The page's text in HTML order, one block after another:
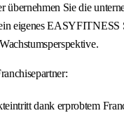
übernehmen Sie die
eigenes EASYFITNESS
dank erprobtem